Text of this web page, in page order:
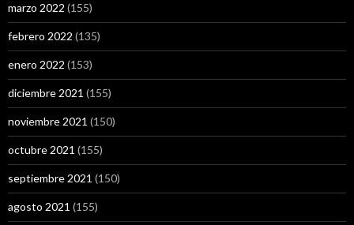
marzo 2022 (155)
febrero 2022 (135)
enero 2022 (153)
diciembre 2021 (155)
noviembre 2021 (150)
octubre 2021 (155)
septiembre 2021 (150)
agosto 2021 (155)